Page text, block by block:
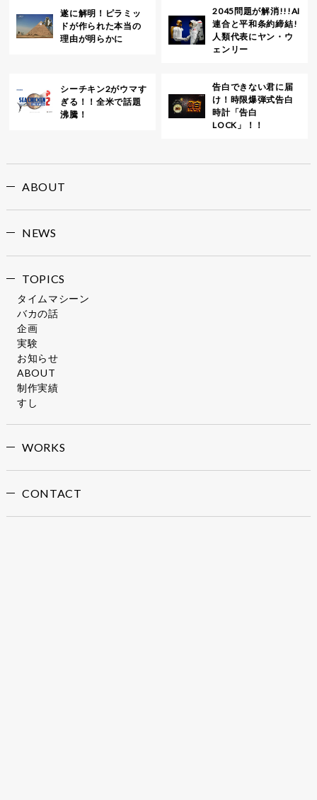
遂に解明！ピラミッ
ドが作られた本当の
理由が明らかに
2045問題が解消!!!AI
連合と平和条約締結!
人類代表にヤン・ウ
ェンリー
シーチキン2がウマす
ぎる！！全米で話題
沸騰！
告白できない君に届
け！時限爆弾式告白
時計「告白
LOCK」！！
ABOUT
NEWS
TOPICS
タイムマシーン
バカの話
企画
実験
お知らせ
ABOUT
制作実績
すし
WORKS
CONTACT